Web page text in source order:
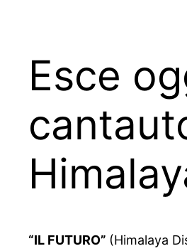
Esce
“IL FUTURO” (Himalaya